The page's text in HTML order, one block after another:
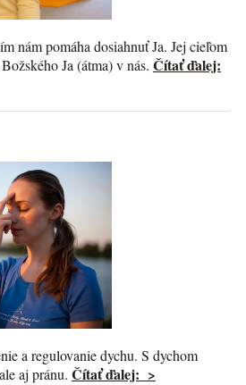
nám pomáha dosiahnuť Ja. Jej cieľom
Ja (átma) v nás. Čítať ďalej:
a regulovanie dychu. S dychom
aj pránu. Čítať ďalej: >